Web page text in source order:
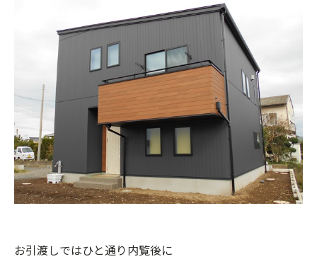
お引渡しではひと通り内覧後に